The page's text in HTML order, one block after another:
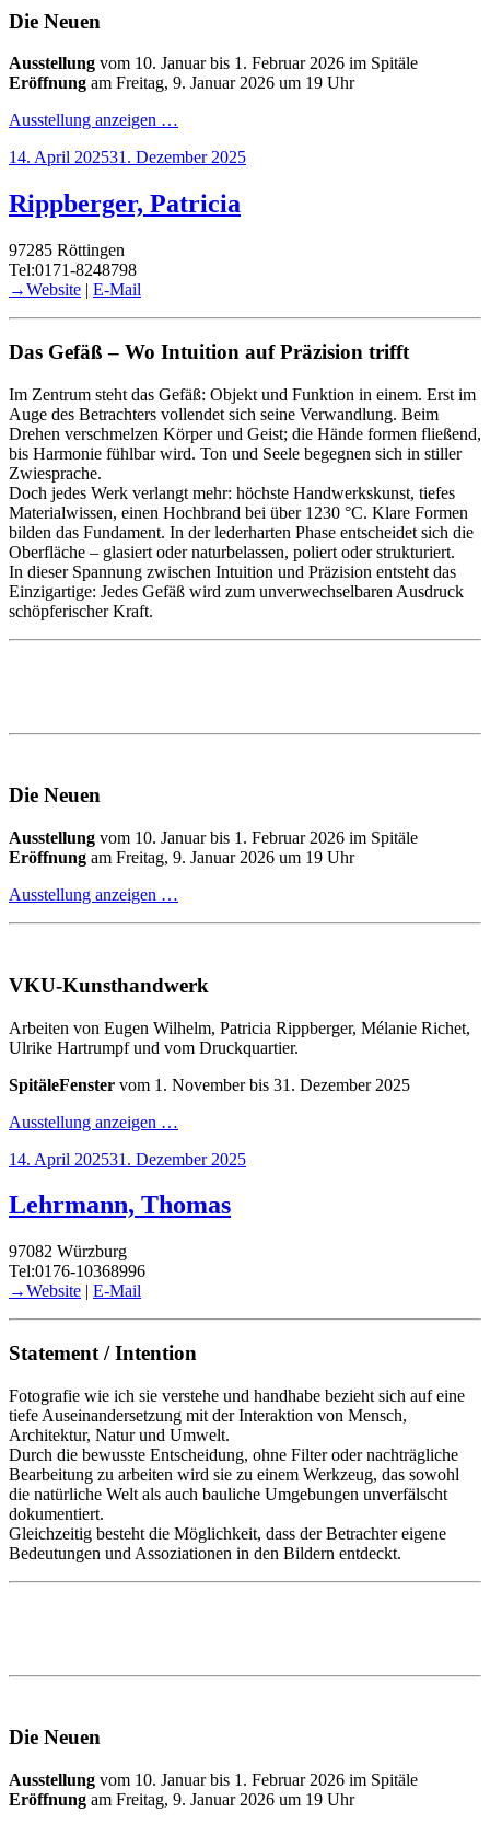
Die Neuen
Ausstellung vom 10. Januar bis 1. Februar 2026 im Spitäle
Eröffnung am Freitag, 9. Januar 2026 um 19 Uhr
Ausstellung anzeigen …
Veröffentlicht
14. April 202531. Dezember 2025
Rippberger, Patricia
97285 Röttingen
Tel:0171-8248798
→Website | E-Mail
Das Gefäß – Wo Intuition auf Präzision trifft
Im Zentrum steht das Gefäß: Objekt und Funktion in einem. Erst im
Auge des Betrachters vollendet sich seine Verwandlung. Beim
Drehen verschmelzen Körper und Geist; die Hände formen fließend,
bis Harmonie fühlbar wird. Ton und Seele begegnen sich in stiller
Zwiesprache.
Doch jedes Werk verlangt mehr: höchste Handwerkskunst, tiefes
Materialwissen, einen Hochbrand bei über 1230 °C. Klare Formen
bilden das Fundament. In der lederharten Phase entscheidet sich die
Oberfläche – glasiert oder naturbelassen, poliert oder strukturiert.
In dieser Spannung zwischen Intuition und Präzision entsteht das
Einzigartige: Jedes Gefäß wird zum unverwechselbaren Ausdruck
schöpferischer Kraft.
Die Neuen
Ausstellung vom 10. Januar bis 1. Februar 2026 im Spitäle
Eröffnung am Freitag, 9. Januar 2026 um 19 Uhr
Ausstellung anzeigen …
VKU-Kunsthandwerk
Arbeiten von Eugen Wilhelm, Patricia Rippberger, Mélanie Richet,
Ulrike Hartrumpf und vom Druckquartier.
SpitäleFenster vom 1. November bis 31. Dezember 2025
Ausstellung anzeigen …
Veröffentlicht
14. April 202531. Dezember 2025
Lehrmann, Thomas
97082 Würzburg
Tel:0176-10368996
→Website | E-Mail
Statement / Intention
Fotografie wie ich sie verstehe und handhabe bezieht sich auf eine
tiefe Auseinandersetzung mit der Interaktion von Mensch,
Architektur, Natur und Umwelt.
Durch die bewusste Entscheidung, ohne Filter oder nachträgliche
Bearbeitung zu arbeiten wird sie zu einem Werkzeug, das sowohl
die natürliche Welt als auch bauliche Umgebungen unverfälscht
dokumentiert.
Gleichzeitig besteht die Möglichkeit, dass der Betrachter eigene
Bedeutungen und Assoziationen in den Bildern entdeckt.
Die Neuen
Ausstellung vom 10. Januar bis 1. Februar 2026 im Spitäle
Eröffnung am Freitag, 9. Januar 2026 um 19 Uhr